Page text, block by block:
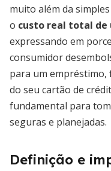
muito além da
o custo real total de
expressando em
consumidor
para um empréstimo,
do seu cartão de
fundamental para
seguras e planejadas.
Definição e